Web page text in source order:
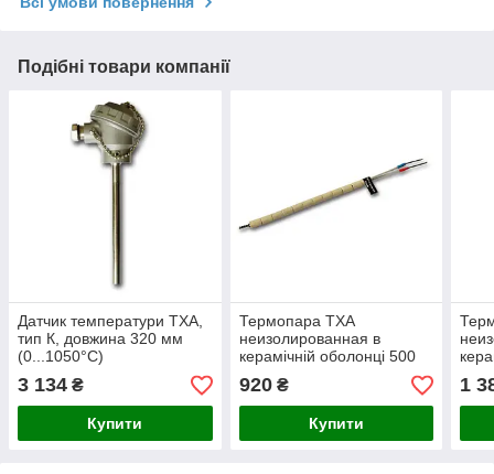
Подібні товари компанії
Датчик температури ТХА,
тип К, довжина 320 мм
(0...1050°C)
3 134 ₴
Купити
Термопара ТХА
неизолированная в
керамічній оболонці 500
мм (0...1000°C)
920₴
Купити
мм
1